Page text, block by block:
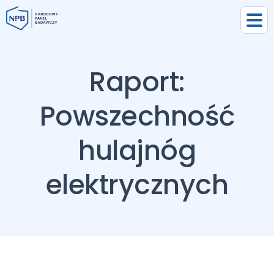
Raport:
Powszechność
hulajnóg
elektrycznych